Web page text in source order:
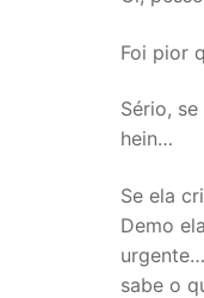
Foi pior
Sério,
hein…
Se ela
Demo
sabe o